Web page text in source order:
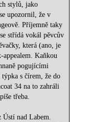
stylů, jako
upozornil, že v
Příjemně taky
střídá vokál pěvcův
která (ano, je
appealem. Kaňkou
pogujícími
s čírem, že do
34 na to zahráli
třeba.
nad Labem.